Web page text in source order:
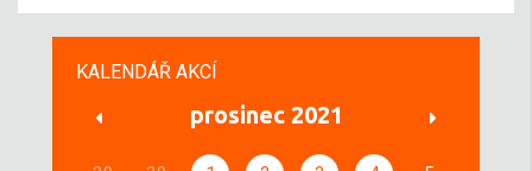
KALENDÁŘ AKCÍ
prosinec 2021